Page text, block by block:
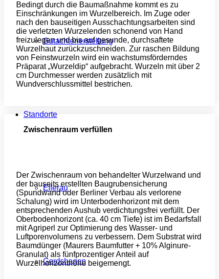
Gutachtenerstellung
Standorte
Ellerau
Gerdshagen
Bedingt durch die Baumaßnahme kommt es zu
Einschränkungen im Wurzelbereich. Im Zuge oder
nach den bauseitigen Ausschachtungsarbeiten sind
die verletzten Wurzelenden schonend von Hand
freizulegen und bis auf gesunde, durchsaftete
Wurzelhaut zurückzuschneiden. Zur raschen Bildung
von Feinstwurzeln wird ein wachstumsförderndes
Präparat „Wurzeldip“ aufgebracht. Wurzeln mit über 2
cm Durchmesser werden zusätzlich mit
Wundverschlussmittel bestrichen.
Zwischenraum verfüllen
Der Zwischenraum von behandelter Wurzelwand und
der bauseits erstellten Baugrubensicherung
(Spundwand oder Berliner Verbau als verlorene
Schalung) wird im Unterbodenhorizont mit dem
entsprechenden Aushub verdichtungsfrei verfüllt. Der
Oberbodenhorizont (ca. 40 cm Tiefe) ist im Bedarfsfall
mit Agriperl zur Optimierung des Wasser- und
Luftporenvolumens zu verbessern. Dem Substrat wird
Baumdünger (Maurers Baumfutter + 10% Alginure-
Granulat) als fünfprozentiger Anteil auf
Wurzelhorizonthöhe beigemengt.